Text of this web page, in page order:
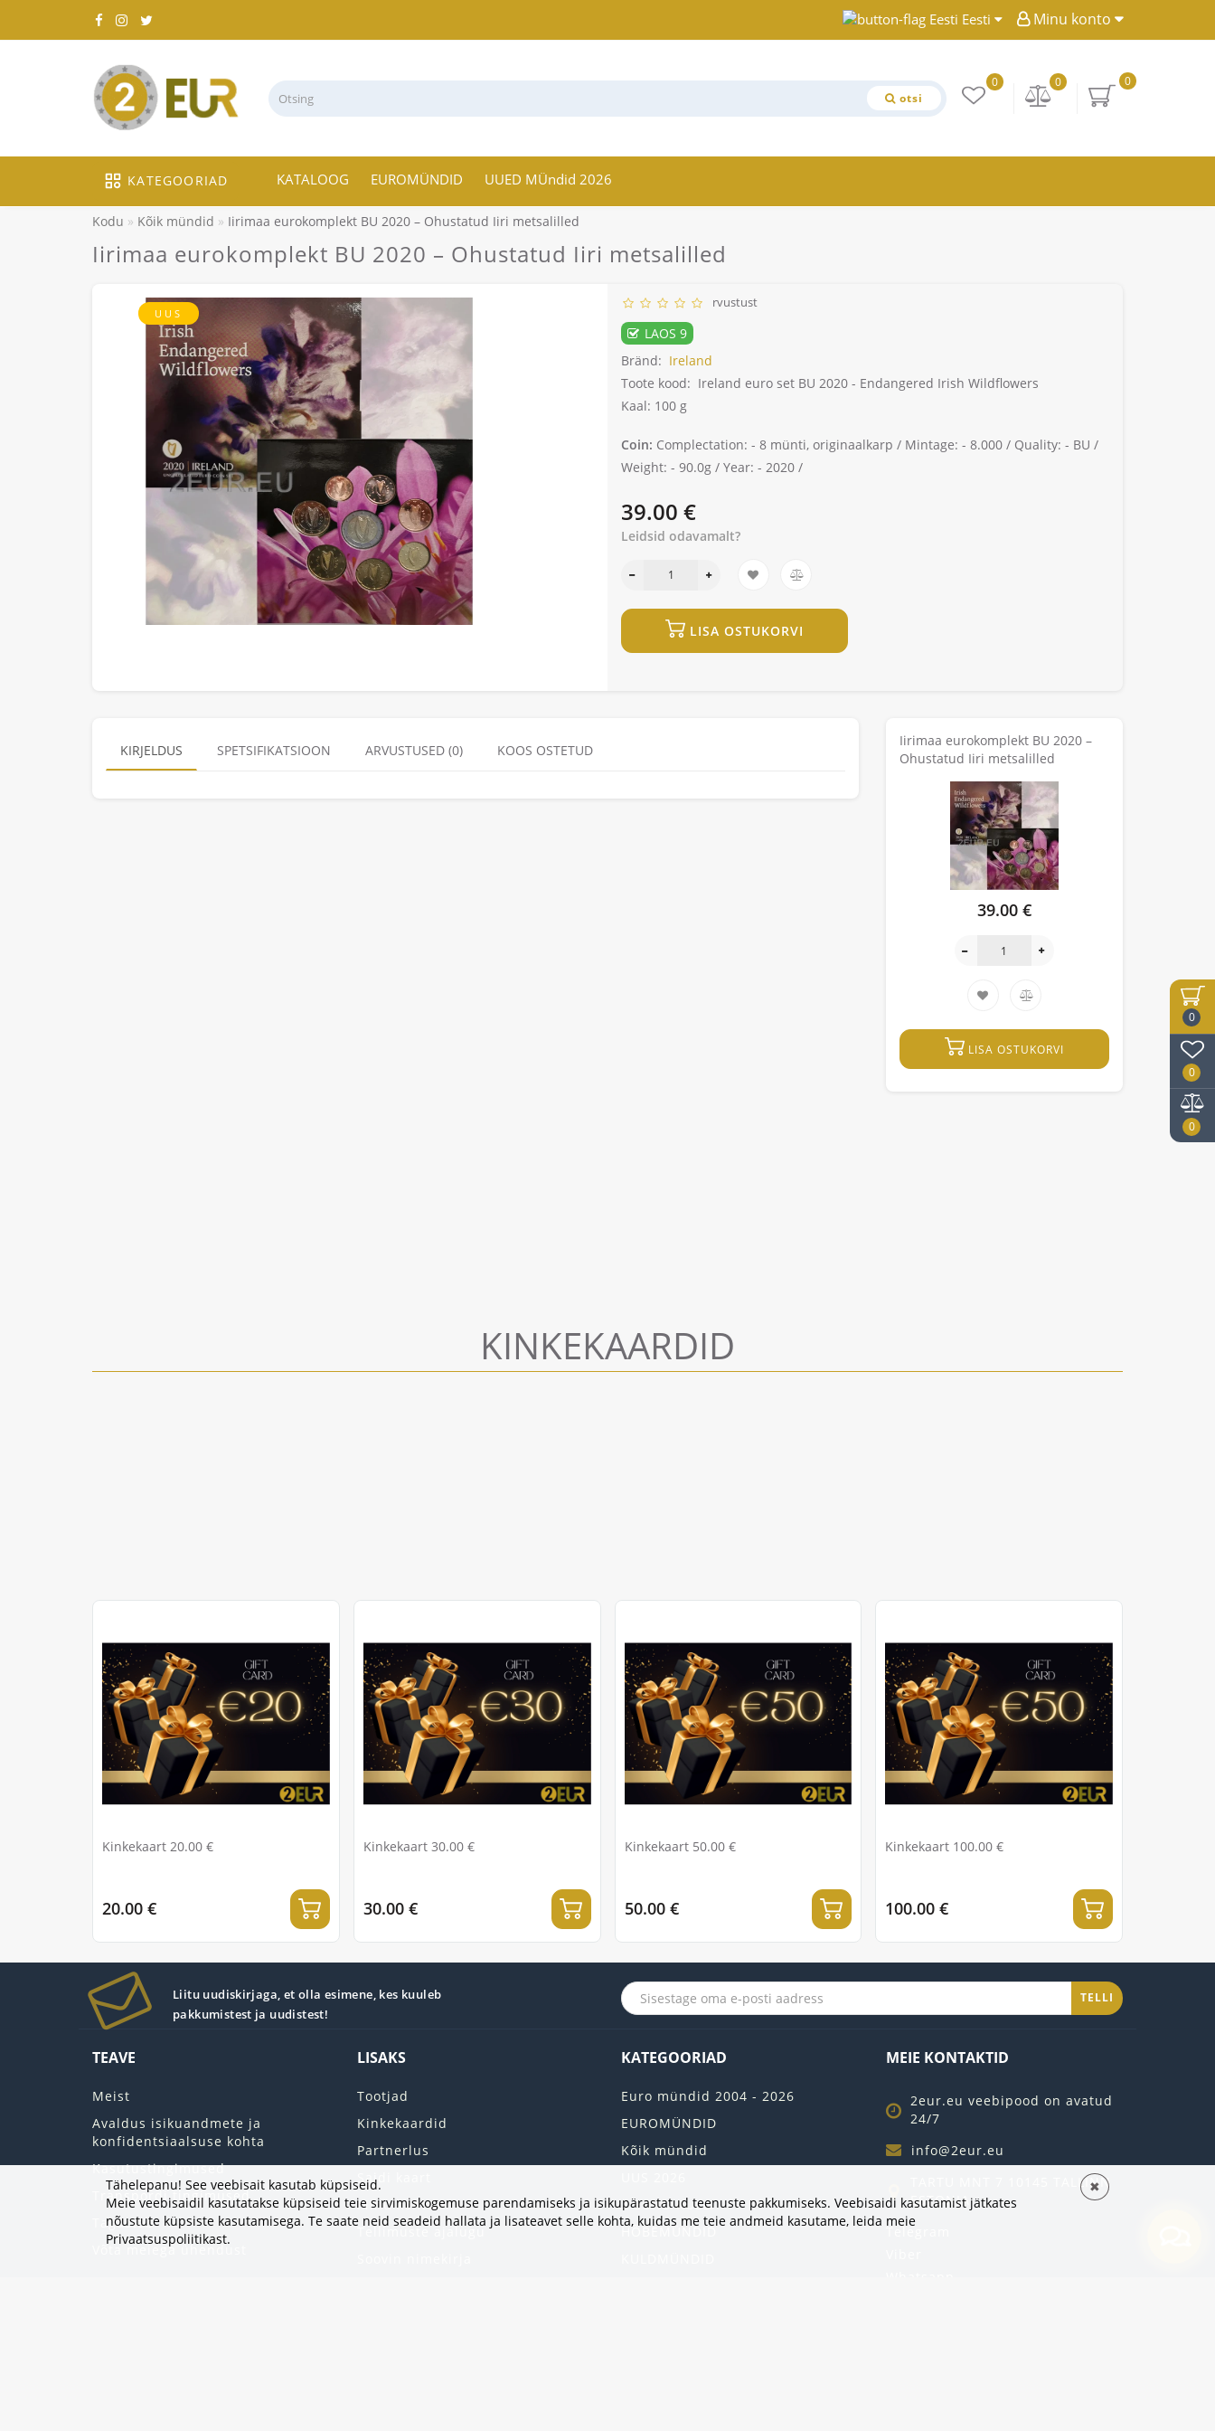
0
0
0
Minu konto
Eesti
otsi
0
0
0
KATEGOORIAD KATALOOG EUROMÜNDID UUED MÜndid 2026
Kodu Kõik mündid Iirimaa eurokomplekt BU 2020 – Ohustatud Iiri metsalilled
Iirimaa eurokomplekt BU 2020 – Ohustatud Iiri metsalilled
UUS
rvustust
LAOS 9
Bränd: Ireland
Toote kood: Ireland euro set BU 2020 - Endangered Irish Wildflowers
Kaal: 100 g
Coin: Complectation: - 8 münti, originaalkarp / Mintage: - 8.000 / Quality: - BU /
Weight: - 90.0g / Year: - 2020 /
39.00 €
Leidsid odavamalt?
LISA OSTUKORVI
KIRJELDUS SPETSIFIKATSIOON ARVUSTUSED (0) KOOS OSTETUD
Iirimaa eurokomplekt BU 2020 –
Ohustatud Iiri metsalilled
39.00 €
LISA OSTUKORVI
KINKEKAARDID
Kinkekaart 20.00 €
20.00 €
Kinkekaart 30.00 €
30.00 €
Kinkekaart 50.00 €
50.00 €
Kinkekaart 100.00 €
100.00 €
Liitu uudiskirjaga, et olla esimene, kes kuuleb
pakkumistest ja uudistest!
TELLI
TEAVE
Meist
Avaldus isikuandmete ja
konfidentsiaalsuse kohta
Kasutustingimused
Transpordi tingimused
Tagastab
Võta meiega ühendust
LISAKS
Tootjad
Kinkekaardid
Partnerlus
Saidi kaart
Minu konto
Tellimuste ajalugu
KATEGOORIAD
Euro mündid 2004 - 2026
EUROMÜNDID
Kõik mündid
2 EURO RULLI
HÕBEMÜNDID
MEIE KONTAKTID
2eur.eu veebipood on avatud
24/7
info@2eur.eu
TARTU MNT 7 10145 TALLINN
ESTONIA
Telegram
Tähelepanu! See veebisait kasutab küpsiseid.
Meie veebisaidil kasutatakse küpsiseid teie sirvimiskogemuse parendamiseks ja isikupärastatud teenuste pakkumiseks. Veebisaidi kasutamist jätkates
nõustute küpsiste kasutamisega. Te saate neid seadeid hallata ja lisateavet selle kohta, kuidas me teie andmeid kasutame, leida meie
Privaatsuspoliitikast.
✖